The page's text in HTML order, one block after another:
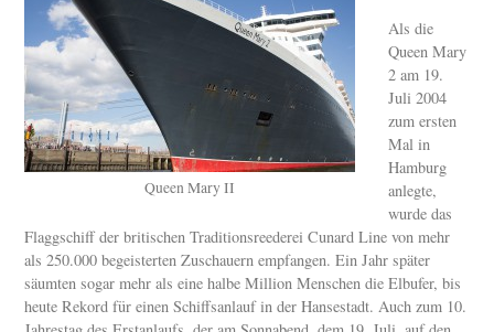
Queen Mary II
Als die
Queen Mary
2 am 19.
Juli 2004
zum ersten
Mal in
Hamburg
anlegte,
wurde das
Flaggschiff der britischen Traditionsreederei Cunard Line von mehr
als 250.000 begeisterten Zuschauern empfangen. Ein Jahr später
säumten sogar mehr als eine halbe Million Menschen die Elbufer, bis
heute Rekord für einen Schiffsanlauf in der Hansestadt. Auch zum 10.